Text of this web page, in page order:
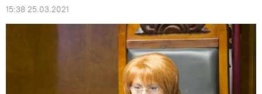
15:38 25.03.2021